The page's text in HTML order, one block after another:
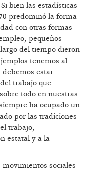
bien las estadísticas
predominó la forma
con otras formas
pequeños
del tiempo dieron
tenemos al
estar
trabajo que
todo en nuestras
ha ocupado un
por las tradiciones
trabajo,
estatal y a la
sociales